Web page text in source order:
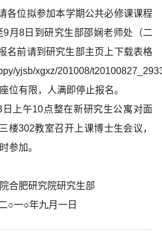
各位拟参加本学期公共必修课课程
月8日到研究生部邵娴老师处（二
名前请到研究生部主页上下载表格
yjsb/xgxz/201008/
位有限，人满即停止报名。
午10点整在新研究生公寓对面
楼302教室召开上课博士生会议，
参加。
肥研究院研究生部
○年九月一日